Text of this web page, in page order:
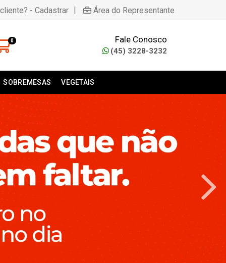
- Cadastrar | Área do Representante
0 Fale Conosco
(45) 3228-3232
SOBREMESAS VEGETAIS